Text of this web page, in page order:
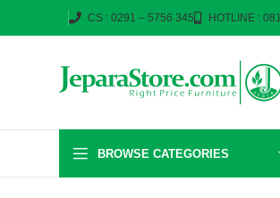
CS : 0291 – 5756 345 HOTLINE :
BROWSE CATEGORIES